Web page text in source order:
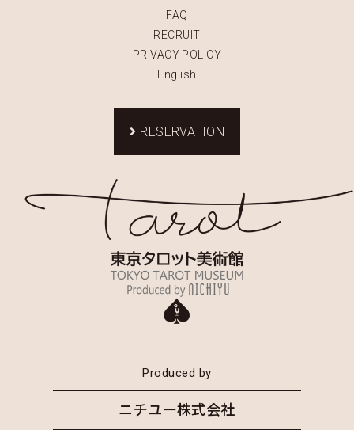
FAQ
RECRUIT
PRIVACY POLICY
English
RESERVATION
Produced by
ニチユー株式会社